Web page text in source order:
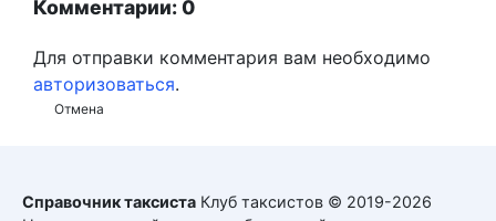
Комментарии: 0
Отмена
Для отправки комментария вам необходимо
авторизоваться.
Справочник таксиста Клуб таксистов © 2019-2026